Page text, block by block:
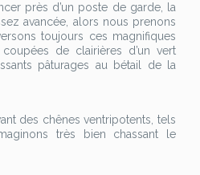
près d’un poste de garde, la
avancée, alors nous prenons
toujours ces magnifiques
coupées de clairières d’un vert
pâturages au bétail de la
des chênes ventripotents, tels
très bien chassant le